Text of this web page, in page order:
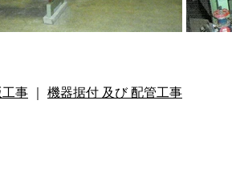
事 ｜ 機器据付 及び 配管工事